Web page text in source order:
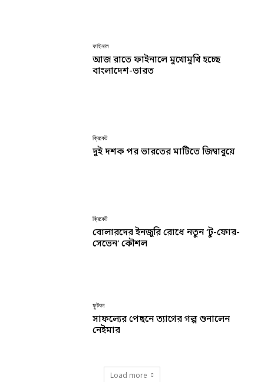
ফাইনাল
আজ রাতে ফাইনালে মুখোমুখি হচ্ছে
বাংলাদেশ-ভারত
ক্রিকেট
দুই দশক পর ভারতের মাটিতে জিম্বাবুয়ে
ক্রিকেট
বোলারদের ইনজুরি রোধে নতুন ‘টু-ফোর-
সেভেন’ কৌশল
ফুটবল
সাফল্যের পেছনে ত্যাগের গল্প শুনালেন
নেইমার
Load more